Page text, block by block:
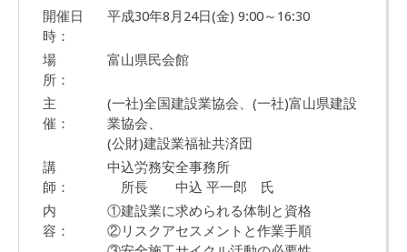
開催日
時：
平成30年8月24日(金) 9:00～16:30
場
所：
富山県民会館
主
催：
(一社)全国建設業協会、(一社)富山県建設
業協会、
(公財)建設業福祉共済団
講
師：
中込労務安全事務所
所長 中込 平一郎 氏
内
容：
①建設業に求められる体制と資格
②リスクアセスメントと作業手順